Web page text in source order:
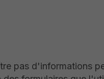
pas d'informations